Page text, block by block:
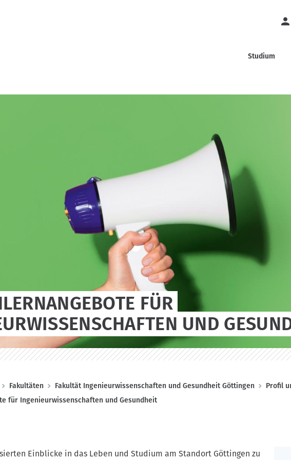
Studium
FÜR
UND
Fakultäten Fakultät Ingenieurwissenschaften und Gesundheit Göttingen
Profil
für Ingenieurwissenschaften und Gesundheit
Einblicke in das Leben und Studium am Standort Göttingen zu